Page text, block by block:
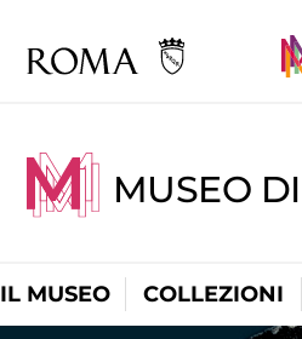
MUSEO
IL MUSEO COLLEZIONI